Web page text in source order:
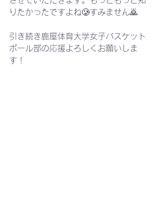
りたかったですよね🥲すみません🙇
引き続き鹿屋体育大学女子バスケット
ボール部の応援よろしくお願いしま
す！